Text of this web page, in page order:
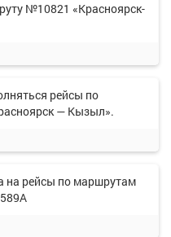
№10821 «Красноярск-
рейсы по
— Кызыл».
на рейсы по маршрутам